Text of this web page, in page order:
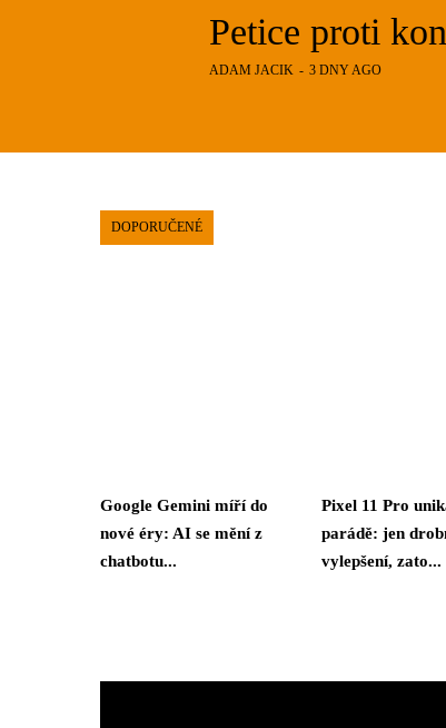
Petice proti
ADAM JACIK - 3 DNY AGO
DOPORUČENÉ
Google Gemini míří do
nové éry: AI se mění z
chatbotu...
Pixel 11 Pro
parádě: jen
vylepšení, zato...